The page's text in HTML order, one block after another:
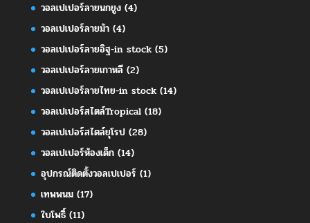
วอลเปเปอร์ลายนกยูง(4)
วอลเปเปอร์ลายม้า(4)
วอลเปเปอร์ลายอิฐ-in stock(5)
วอลเปเปอร์ลายเกาหลี(2)
วอลเปเปอร์ลายไทย-in stock(14)
วอลเปเปอร์สไตล์Tropical(18)
วอลเปเปอร์สไตล์ยุโรป(28)
วอลเปเปอร์ห้องเด็ก(14)
อุปกรณ์ติดตั้งวอลเปเปอร์ (1)
เทพพนม(17)
ใบโพธิ์(11)